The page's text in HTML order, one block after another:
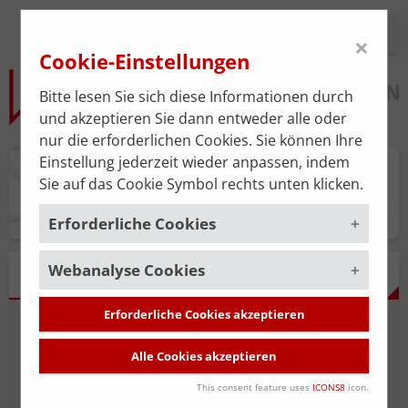
Praxisplan
FRAGEBOGEN
Fragen 1-6 von 18
Ordination und
×
Cookie-Einstellungen
Bitte lesen Sie sich diese Informationen durch
und akzeptieren Sie dann entweder alle oder
nur die erforderlichen Cookies. Sie können Ihre
Einstellung jederzeit wieder anpassen, indem
Sie auf das Cookie Symbol rechts unten klicken.
Erforderliche Cookies
Um die korrekte Funktion der Website zu
gewährleisten, müssen gewisse Cookies
gesetzt werden. Diese erforderlichen
Cookies sind immer aktiviert.
Cookies, die für die allgemeine
Funktionalität der Website erforderlich
Webanalyse Cookies
Um unsere Serviceleistung stätig zu
verbessern, verwenden wir das
Webanalyse-ToolMatomo. Die
Datenerhebung ist standardmäßig
Erforderliche Cookies akzeptieren
Alle Cookies akzeptieren
This consent feature uses ICONS8icon.